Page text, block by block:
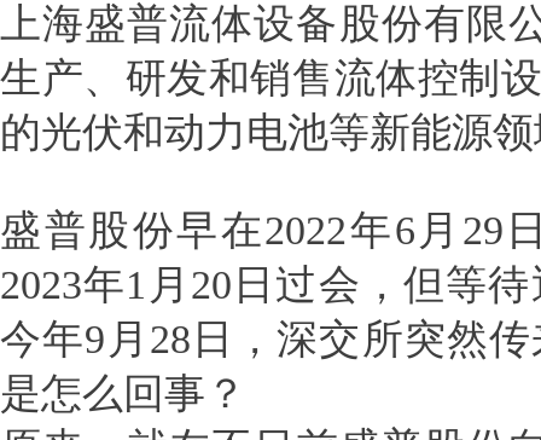
上海盛普流体设备股份有限
生产、研发和销售流体控制
的光伏和动力电池等新能源
盛普股份早在2022年6月29
2023年1月20日过会，但等
今年9月28日，深交所突然
是怎么回事？